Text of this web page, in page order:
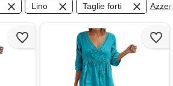
Lino Taglie forti